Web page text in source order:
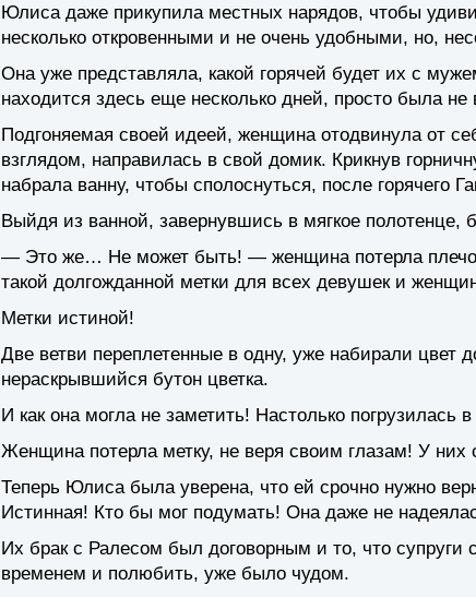
Юлиса даже прикупила местных нарядов, чтобы
несколько откровенными и не очень удобными, но,
Она уже представляла, какой горячей будет их с
находится здесь еще несколько дней, просто была не
Подгоняемая своей идеей, женщина отодвинула от
взглядом, направилась в свой домик. Крикнув
набрала ванну, чтобы сполоснуться, после горячего
Выйдя из ванной, завернувшись в мягкое полотенце,
— Это же… Не может быть! — женщина потерла плечо,
такой долгожданной метки для всех девушек и
Метки истиной!
Две ветви переплетенные в одну, уже набирали цвет
нераскрывшийся бутон цветка.
И как она могла не заметить! Настолько погрузилась
Женщина потерла метку, не веря своим глазам! У
Теперь Юлиса была уверена, что ей срочно нужно
Истинная! Кто бы мог подумать! Она даже не
Их брак с Ралесом был договорным и то, что супруги
временем и полюбить, уже было чудом.